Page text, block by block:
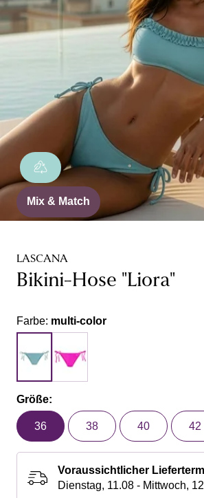
Mix & Match
LASCANA
Bikini-Hose "Liora"
Farbe: multi-color
Größe:
36 38 40 42
Voraussichtlicher
Dienstag, 11.08 - Mittwoch,